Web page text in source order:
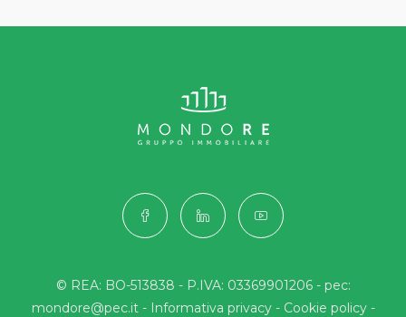
© REA: BO-513838 - P.IVA: 03369901206 - pec:
mondore@pec.it - Informativa privacy- Cookie policy-